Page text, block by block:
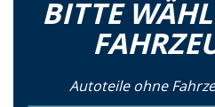
BITTE
Autoteile ohne